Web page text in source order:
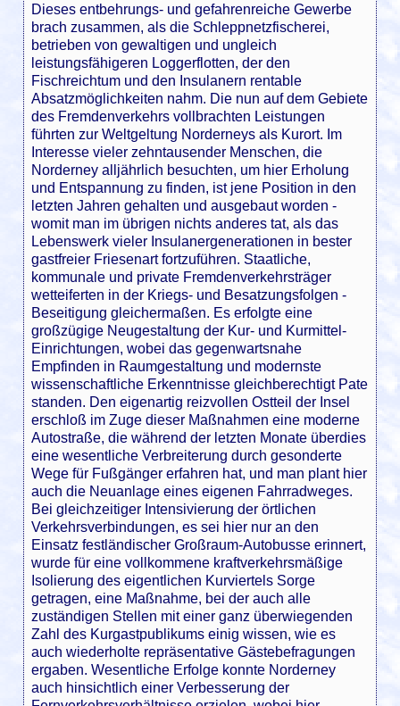
Dieses entbehrungs- und gefahrenreiche Gewerbe
brach zusammen, als die Schleppnetzfischerei,
betrieben von gewaltigen und ungleich
leistungsfähigeren Loggerflotten, der den
Fischreichtum und den Insulanern rentable
Absatzmöglichkeiten nahm. Die nun auf dem Gebiete
des Fremdenverkehrs vollbrachten Leistungen
führten zur Weltgeltung Norderneys als Kurort. Im
Interesse vieler zehntausender Menschen, die
Norderney alljährlich besuchten, um hier Erholung
und Entspannung zu finden, ist jene Position in den
letzten Jahren gehalten und ausgebaut worden -
womit man im übrigen nichts anderes tat, als das
Lebenswerk vieler Insulanergenerationen in bester
gastfreier Friesenart fortzuführen. Staatliche,
kommunale und private Fremdenverkehrsträger
wetteiferten in der Kriegs- und Besatzungsfolgen -
Beseitigung gleichermaßen. Es erfolgte eine
großzügige Neugestaltung der Kur- und Kurmittel-
Einrichtungen, wobei das gegenwartsnahe
Empfinden in Raumgestaltung und modernste
wissenschaftliche Erkenntnisse gleichberechtigt Pate
standen. Den eigenartig reizvollen Ostteil der Insel
erschloß im Zuge dieser Maßnahmen eine moderne
Autostraße, die während der letzten Monate überdies
eine wesentliche Verbreiterung durch gesonderte
Wege für Fußgänger erfahren hat, und man plant hier
auch die Neuanlage eines eigenen Fahrradweges.
Bei gleichzeitiger Intensivierung der örtlichen
Verkehrsverbindungen, es sei hier nur an den
Einsatz festländischer Großraum-Autobusse erinnert,
wurde für eine vollkommene kraftverkehrsmäßige
Isolierung des eigentlichen Kurviertels Sorge
getragen, eine Maßnahme, bei der auch alle
zuständigen Stellen mit einer ganz überwiegenden
Zahl des Kurgastpublikums einig wissen, wie es
auch wiederholte repräsentative Gästebefragungen
ergaben. Wesentliche Erfolge konnte Norderney
auch hinsichtlich einer Verbesserung der